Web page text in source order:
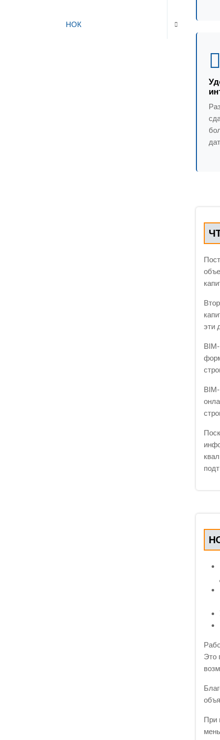
НОК
эти
Это
При